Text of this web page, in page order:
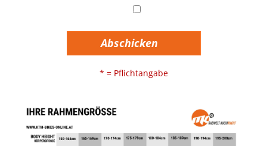
Abschicken
* = Pflichtangabe